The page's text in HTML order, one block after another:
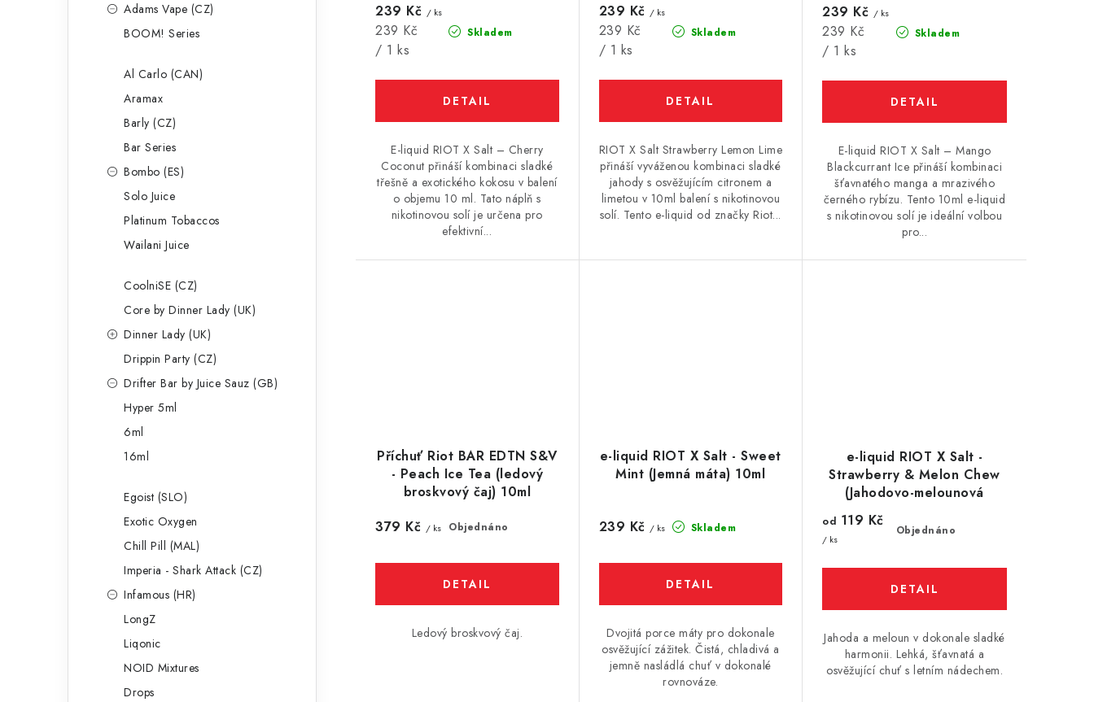
Adams Vape (CZ)
BOOM! Series
Al Carlo (CAN)
Aramax
Barly (CZ)
Bar Series
Bombo (ES)
Solo Juice
Platinum Tobaccos
Wailani Juice
CoolniSE (CZ)
Core by Dinner Lady (UK)
Dinner Lady (UK)
Drippin Party (CZ)
Drifter Bar by Juice Sauz (GB)
Hyper 5ml
6ml
16ml
Egoist (SLO)
Exotic Oxygen
Chill Pill (MAL)
Imperia - Shark Attack (CZ)
Infamous (HR)
LongZ
Liqonic
NOID Mixtures
Drops
Skladem
239 Kč / ks
Měrná
cena:
239 Kč
/ 1 ks
E-liquid RIOT X Salt – Cherry
Coconut přináší kombinaci sladké
třešně a exotického kokosu v balení
o objemu 10 ml. Tato náplň s
nikotinovou solí je určena pro
efektivní...
Skladem
239 Kč / ks
Měrná
cena:
239 Kč
/ 1 ks
RIOT X Salt Strawberry Lemon Lime
přináší vyváženou kombinaci sladké
jahody s osvěžujícím citronem a
limetou v 10ml balení s nikotinovou
solí. Tento e-liquid od značky Riot...
Skladem
239 Kč / ks
Měrná
cena:
239 Kč
/ 1 ks
E-liquid RIOT X Salt – Mango
Blackcurrant Ice přináší kombinaci
šťavnatého manga a mrazivého
černého rybízu. Tento 10ml e-liquid
s nikotinovou solí je ideální volbou
pro...
Příchuť Riot BAR EDTN S&V
- Peach Ice Tea (ledový
broskvový čaj) 10ml
Objednáno
379 Kč / ks
Ledový broskvový čaj.
e-liquid RIOT X Salt - Sweet
Mint (Jemná máta) 10ml
Skladem
239 Kč / ks
Dvojitá porce máty pro dokonale
osvěžující zážitek. Čistá, chladivá a
jemně nasládlá chuť v dokonalé
rovnováze.
e-liquid RIOT X Salt -
Strawberry & Melon Chew
(Jahodovo-melounová
žvýkačka) 10ml
Objednáno
od 119 Kč
/ ks
Jahoda a meloun v dokonale sladké
harmonii. Lehká, šťavnatá a
osvěžující chuť s letním nádechem.